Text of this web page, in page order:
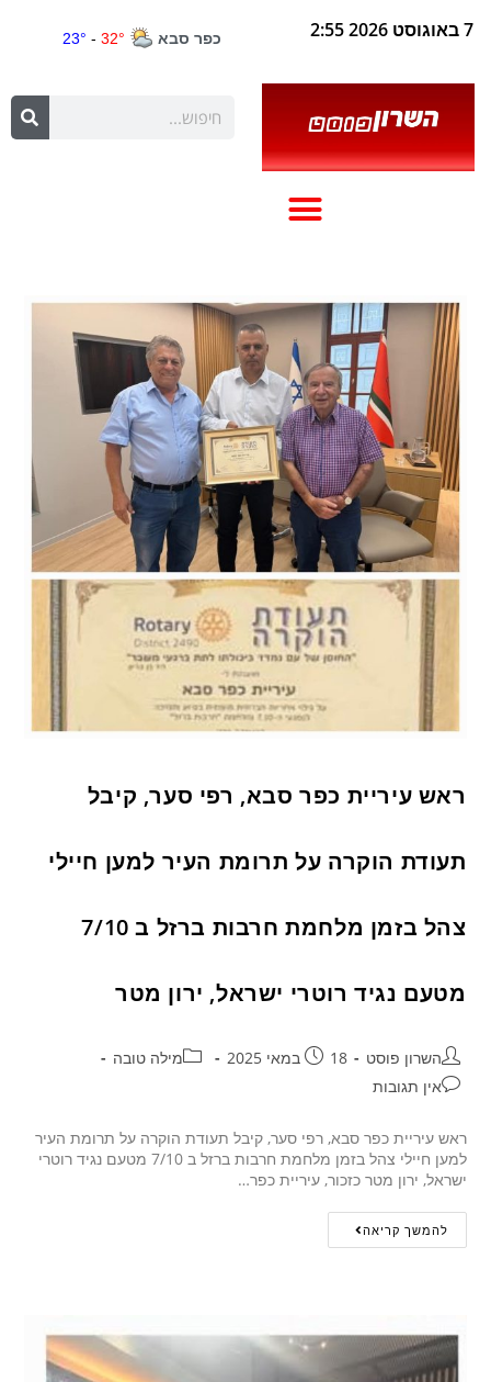
7 באוגוסט 2026 2:55
ראש עיריית כפר סבא, רפי סער, קיבל
תעודת הוקרה על תרומת העיר למען חיילי
צהל בזמן מלחמת חרבות ברזל ב 7/10
מטעם נגיד רוטרי ישראל, ירון מטר
השרון פוסט 18 במאי 2025
מילה טובה
אין תגובות
ראש עיריית כפר סבא, רפי סער, קיבל תעודת הוקרה על תרומת העיר
למען חיילי צהל בזמן מלחמת חרבות ברזל ב 7/10 מטעם נגיד רוטרי
ישראל, ירון מטר כזכור, עיריית כפר…
להמשך קריאה